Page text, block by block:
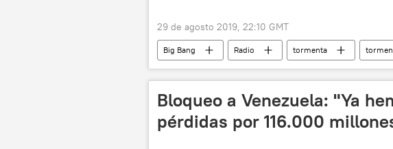
29 de agosto 2019, 22:10 GMT
Big Bang Radio tormenta
Bloqueo a Venezuela: "Ya
pérdidas por 116.000